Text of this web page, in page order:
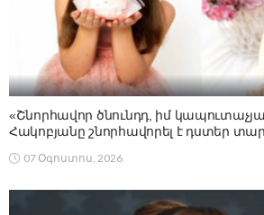
«Շնորհավոր ծնունդդ, իմ
Հակոբյանը շնորհավորել է դստեր
07 Օգոստոս, 2026